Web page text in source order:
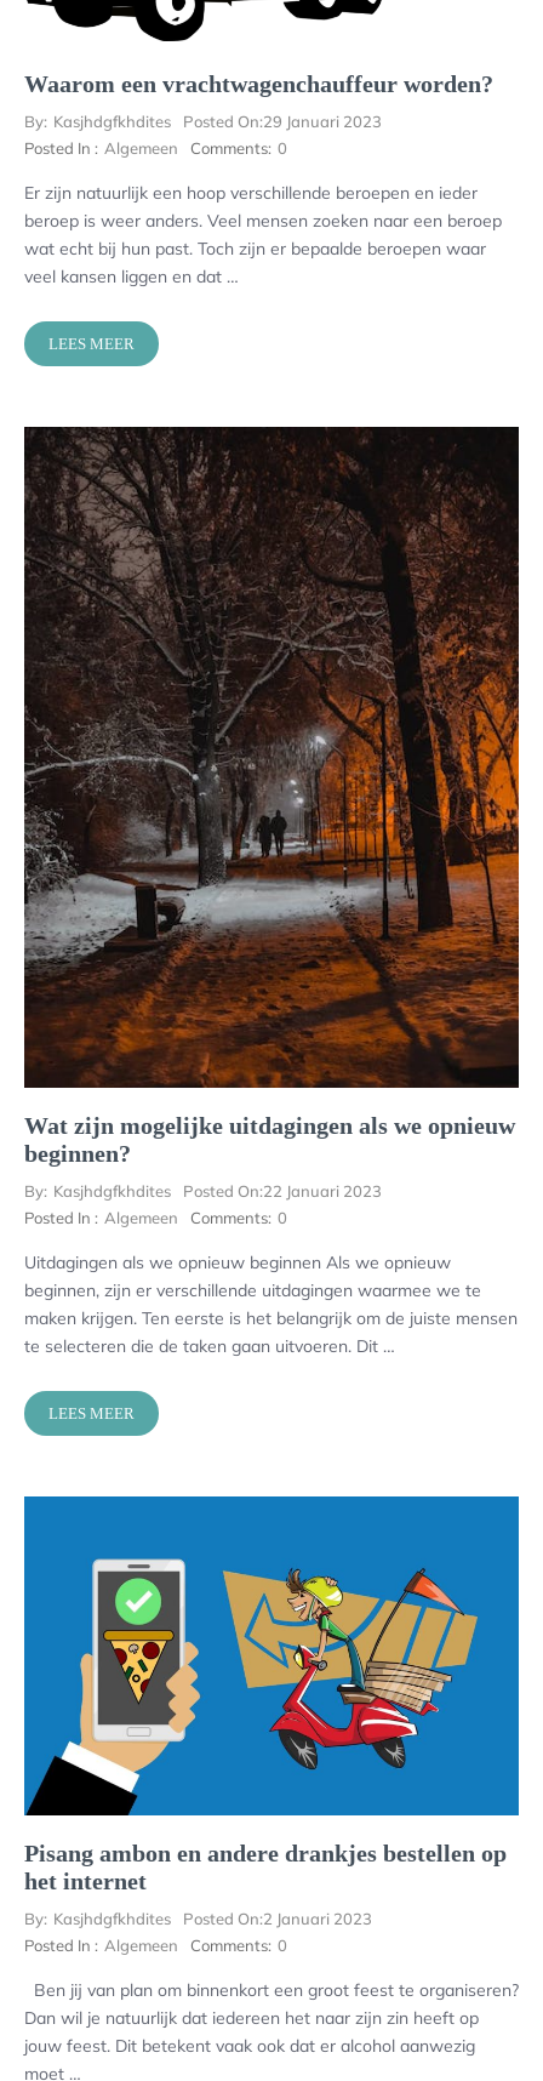
Waarom een vrachtwagenchauffeur worden?
By: Kasjhdgfkhdites Posted On:29 Januari 2023
Posted In : Algemeen Comments: 0
Er zijn natuurlijk een hoop verschillende beroepen en ieder
beroep is weer anders. Veel mensen zoeken naar een beroep
wat echt bij hun past. Toch zijn er bepaalde beroepen waar
veel kansen liggen en dat …
LEES MEER
Wat zijn mogelijke uitdagingen als we opnieuw
beginnen?
By: Kasjhdgfkhdites Posted On:22 Januari 2023
Posted In : Algemeen Comments: 0
Uitdagingen als we opnieuw beginnen Als we opnieuw
beginnen, zijn er verschillende uitdagingen waarmee we te
maken krijgen. Ten eerste is het belangrijk om de juiste mensen
te selecteren die de taken gaan uitvoeren. Dit …
LEES MEER
Pisang ambon en andere drankjes bestellen op
het internet
By: Kasjhdgfkhdites Posted On:2 Januari 2023
Posted In : Algemeen Comments: 0
Ben jij van plan om binnenkort een groot feest te organiseren?
Dan wil je natuurlijk dat iedereen het naar zijn zin heeft op
jouw feest. Dit betekent vaak ook dat er alcohol aanwezig
moet …